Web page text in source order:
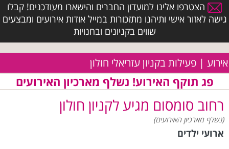
הצטרפו אלינו למועדון החברים והישארו מעודכנים! קבלו
גישה לאזור אישי ותיהנו מתזכורות במייל אודות אירועים ומבצעים
שווים בקניונים ובחנויות
אירוע | פעילות בקניון עזריאלי חולון
פג תוקף האירוע! נשלף מארכיון האירועים
רחוב סומסום מגיע לקניון חולון
(נשלף מארכיון האירועים)
ארועי ילדים